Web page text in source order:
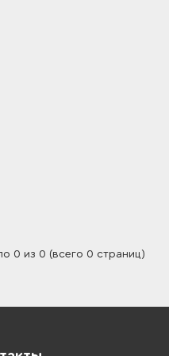
0 из 0 (всего 0 страниц)